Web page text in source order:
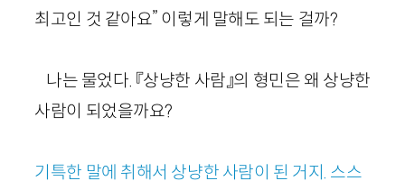
최고인 것 같아요” 이렇게 말해도 되는 걸까?
나는 물었다. 『상냥한 사람』의 형민은 왜 상냥한
사람이 되었을까요?
기특한 말에 취해서 상냥한 사람이 된 거지. 스스